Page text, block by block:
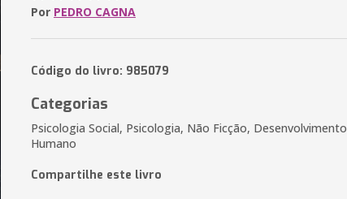
Por PEDRO CAGNA
Código do livro: 985079
Categorias
Psicologia Social, Psicologia, Não Ficção, Desenvolvimento
Humano
Compartilhe este livro